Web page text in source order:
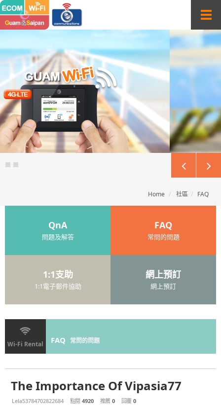
T
g
g
e
g
a
t
i
o
n
Home 社區 FAQ
QnA
問題及解答
FAQ
常問的問題
1:1支助
1:1電子郵件協助
網上預訂
網上預訂
Wi-Fi Rental FAQ 常問的問題
The Importance Of Vipasia77
Lela53784702822684 點閱 4920 推薦 0 回覆 0